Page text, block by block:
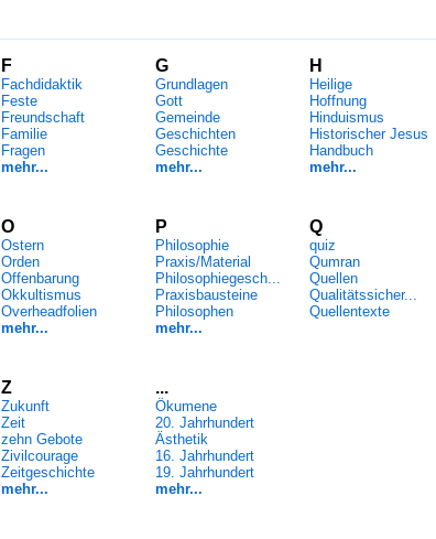
F
Fachdidaktik
Feste
Freundschaft
Familie
Fragen
mehr...
G
Grundlagen
Gott
Gemeinde
Geschichten
Geschichte
mehr...
H
Heilige
Hoffnung
Hinduismus
Historischer Jesus
Handbuch
mehr...
O
Ostern
Orden
Offenbarung
Okkultismus
Overheadfolien
mehr...
P
Philosophie
Praxis/Material
Philosophiegesch...
Praxisbausteine
Philosophen
mehr...
Q
quiz
Qumran
Quellen
Qualitätssicher...
Quellentexte
Z
Zukunft
Zeit
zehn Gebote
Zivilcourage
Zeitgeschichte
mehr...
...
Ökumene
20. Jahrhundert
Ästhetik
16. Jahrhundert
19. Jahrhundert
mehr...